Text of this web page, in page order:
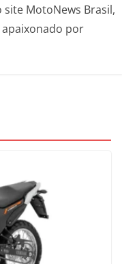
MotoNews Brasil,
por